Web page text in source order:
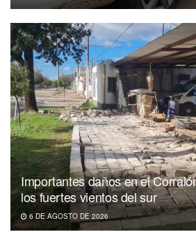
Importantes daños en el
los fuertes vientos del sur
6 DE AGOSTO DE 2026